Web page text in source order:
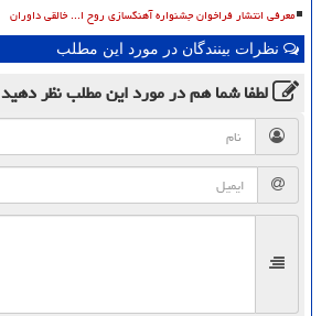
معرفی انتشار فراخوان جشنواره آهنگسازی روح ا... خالقی داوران
نظرات بینندگان در مورد این مطلب
لطفا شما همدر مورد این مطلبنظر دهید